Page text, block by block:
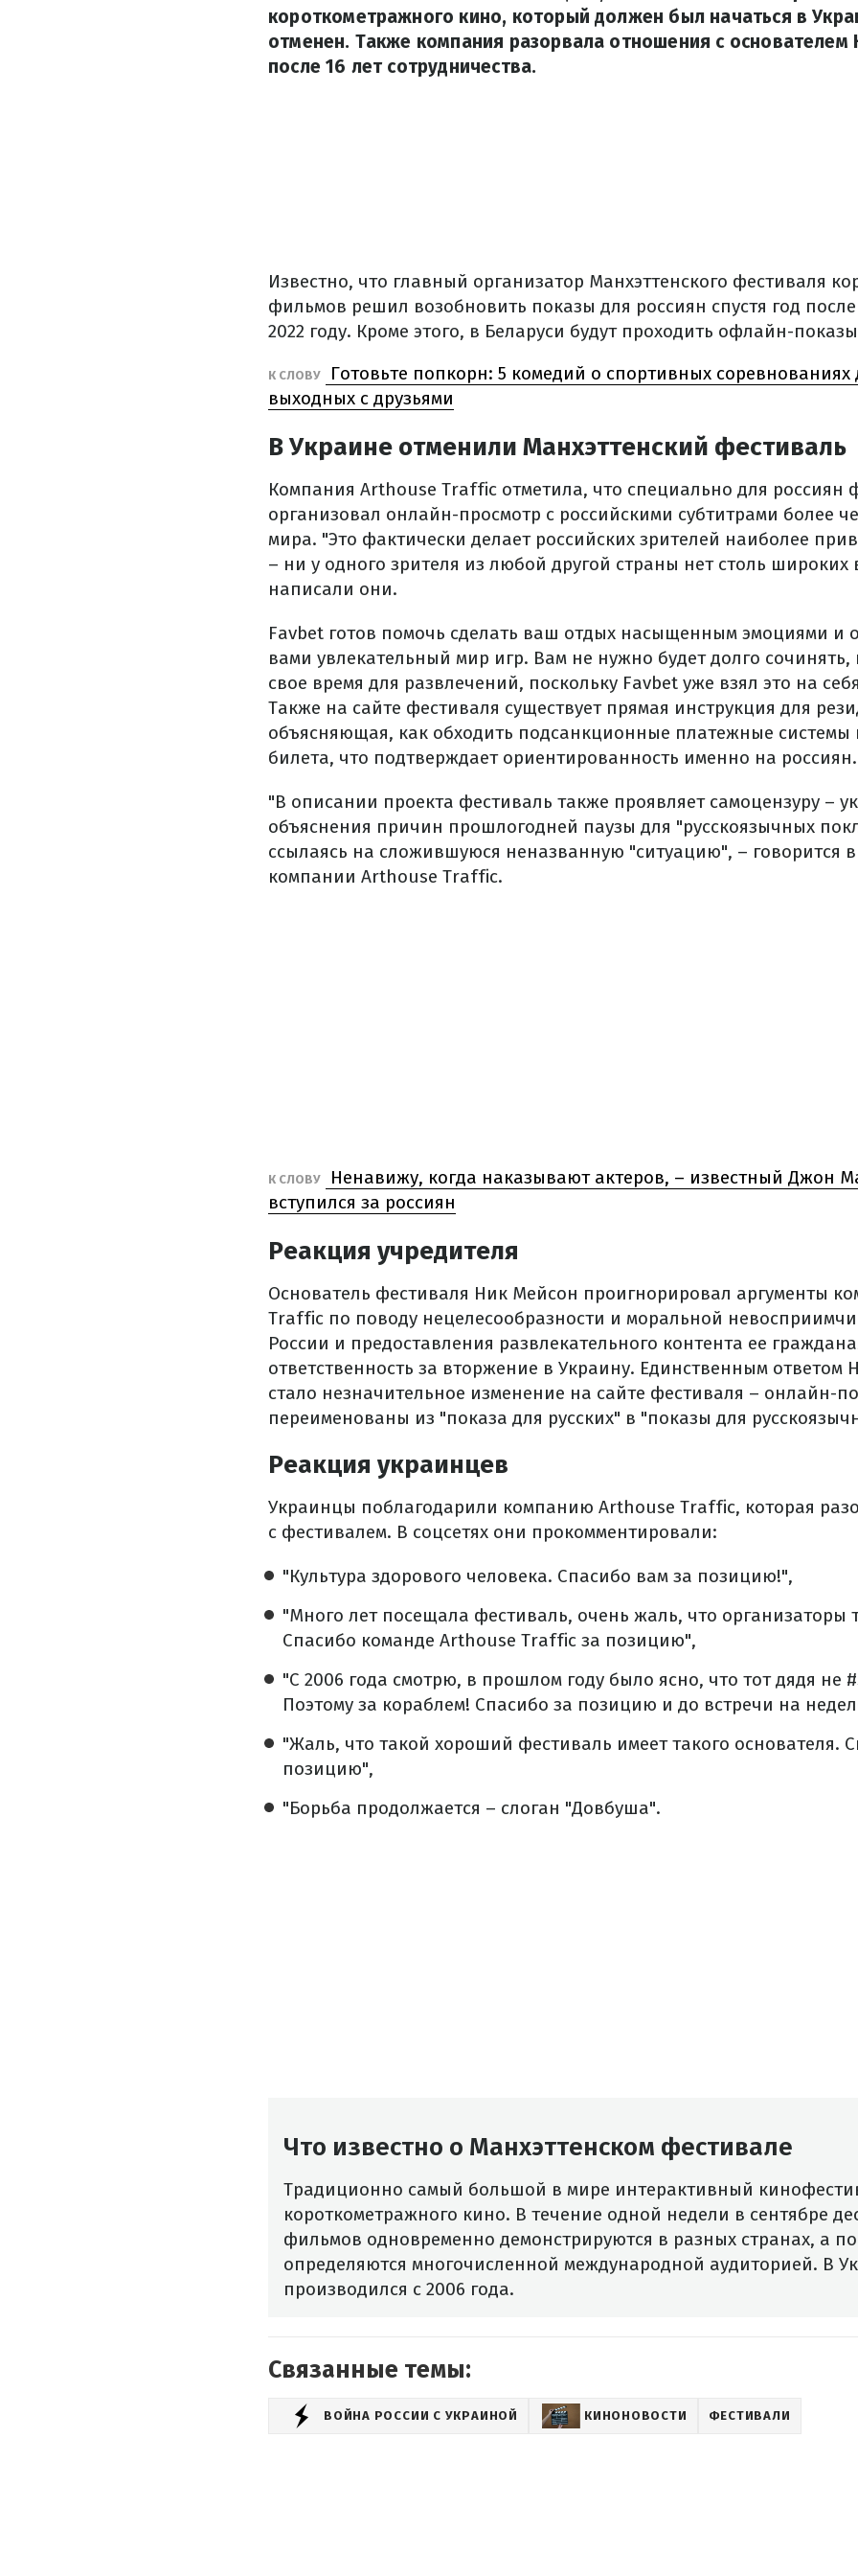
короткометражного кино, который должен был начаться в
отменен. Также компания разорвала отношения с основателем
после 16 лет сотрудничества.
Известно, что главный организатор Манхэттенского фестиваля
фильмов решил возобновить показы для россиян спустя год
2022 году. Кроме этого, в Беларуси будут проходить офлайн-
К СЛОВУ
Готовьте попкорн: 5 комедий о спортивных
выходных с друзьями
В Украине отменили Манхэттенский фестиваль
Компания Arthouse Traffic отметила, что специально для россиян
организовал онлайн-просмотр с российскими субтитрами более
мира. "Это фактически делает российских зрителей наиболее
– ни у одного зрителя из любой другой страны нет столь широких
написали они.
Favbet готов помочь сделать ваш отдых насыщенным эмоциями и
вами увлекательный мир игр. Вам не нужно будет долго сочинять,
свое время для развлечений, поскольку Favbet уже взял это на
Также на сайте фестиваля существует прямая инструкция для
объясняющая, как обходить подсанкционные платежные системы
билета, что подтверждает ориентированность именно на россиян.
"В описании проекта фестиваль также проявляет самоцензуру –
объяснения причин прошлогодней паузы для "русскоязычных
ссылаясь на сложившуюся неназванную "ситуацию", – говорится
компании Arthouse Traffic.
К СЛОВУ
Ненавижу, когда наказывают актеров, – известный Джон
вступился за россиян
Реакция учредителя
Основатель фестиваля Ник Мейсон проигнорировал аргументы
Traffic по поводу нецелесообразности и моральной
России и предоставления развлекательного контента ее
ответственность за вторжение в Украину. Единственным ответом
стало незначительное изменение на сайте фестиваля – онлайн-
переименованы из "показа для русских" в "показы для
Реакция украинцев
Украинцы поблагодарили компанию Arthouse Traffic, которая
с фестивалем. В соцсетях они прокомментировали:
"Культура здорового человека. Спасибо вам за позицию!",
"Много лет посещала фестиваль, очень жаль, что организаторы
Спасибо команде Arthouse Traffic за позицию",
"С 2006 года смотрю, в прошлом году было ясно, что тот дядя не
Поэтому за кораблем! Спасибо за позицию и до встречи на
"Жаль, что такой хороший фестиваль имеет такого основателя.
позицию",
"Борьба продолжается – слоган "Довбуша".
Что известно о Манхэттенском фестивале
Традиционно самый большой в мире интерактивный
короткометражного кино. В течение одной недели в сентябре
фильмов одновременно демонстрируются в разных странах, а
определяются многочисленной международной аудиторией. В
производился с 2006 года.
Связанные темы:
ВОЙНА РОССИИ С УКРАИНОЙ КИНОНОВОСТИ ФЕСТИВАЛИ